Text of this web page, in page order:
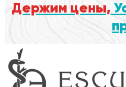
Держим цены,